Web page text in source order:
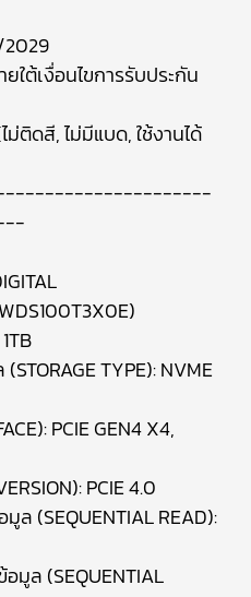
2029
ใต้เงื่อนไขการรับประกัน
ติดสี, ไม่มีแบด, ใช้งานได้
TYPE): NVME
PCIE GEN4 X4,
PCIE 4.0
ล (SEQUENTIAL READ):
อมูล (SEQUENTIAL